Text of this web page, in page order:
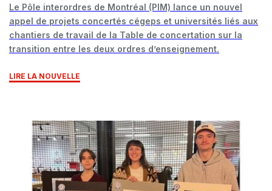
Le Pôle interordres de Montréal (PIM) lance un nouvel
appel de projets concertés cégeps et universités liés aux
chantiers de travail de la Table de concertation sur la
transition entre les deux ordres d’enseignement.
LIRE LA NOUVELLE